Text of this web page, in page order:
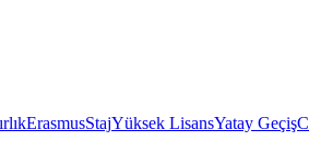
ErasmusStajYüksek LisansYatay Geçiş